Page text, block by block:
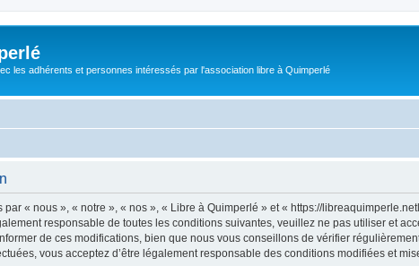
les adhérents et personnes intéressés par l'association libre à Quimperlé
« nous », « notre », « nos », « Libre à Quimperlé » et « https://
responsable de toutes les conditions suivantes, veuillez ne pas utiliser et
de ces modifications, bien que nous vous conseillons de vérifier
vous acceptez d’être légalement responsable des conditions modifiées et